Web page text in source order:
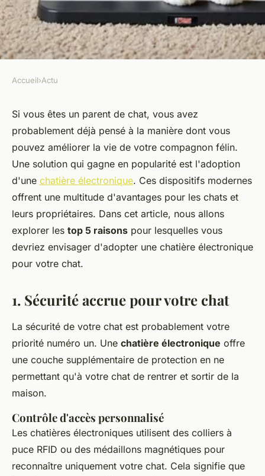
Top 5 raisons d'adopter une
chatière électronique pour
votre chat
Maxence•24 décembre 2024•6 min de lecture
Accueil›Actu
Si vous êtes un parent de chat, vous avez
probablement déjà pensé à la manière dont vous
pouvez améliorer la vie de votre compagnon félin.
Une solution qui gagne en popularité est l'adoption
d'une chatière électronique. Ces dispositifs modernes
offrent une multitude d'avantages pour les chats et
leurs propriétaires. Dans cet article, nous allons
explorer les top 5 raisons pour lesquelles vous
devriez envisager d'adopter une chatière électronique
pour votre chat.
1. Sécurité accrue pour votre chat
La sécurité de votre chat est probablement votre
priorité numéro un. Une chatière électronique offre
une couche supplémentaire de protection en ne
permettant qu'à votre chat de rentrer et sortir de la
maison.
Contrôle d'accès personnalisé
Les chatières électroniques utilisent des colliers à
puce RFID ou des médaillons magnétiques pour
reconnaître uniquement votre chat. Cela signifie que